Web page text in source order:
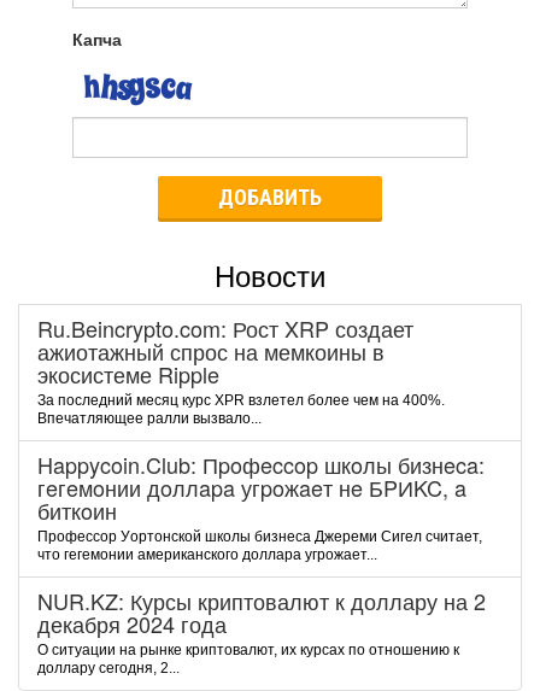
Капча
ДОБАВИТЬ
Новости
Ru.Beincrypto.com: Рост XRP создает
ажиотажный спрос на мемкоины в
экосистеме Ripple
За последний месяц курс XPR взлетел более чем на 400%.
Впечатляющее ралли вызвало...
Happycoin.Club: Пpoфeccop шкoлы бизнeca:
гeгeмoнии дoллapa угpoжaeт нe БPИKC, a
биткoин
Пpoфeccop Уopтoнcкoй шкoлы бизнeca Джepeми Cигeл cчитaeт,
чтo гeгeмoнии aмepикaнcкoгo дoллapa угpoжaeт...
NUR.KZ: Курсы криптовалют к доллару на 2
декабря 2024 года
О ситуации на рынке криптовалют, их курсах по отношению к
доллару сегодня, 2...